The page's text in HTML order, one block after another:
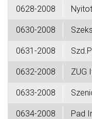
0628-2008
0630-2008
0631-2008
0632-2008 ZUG
0633-2008
0634-2008 Pad